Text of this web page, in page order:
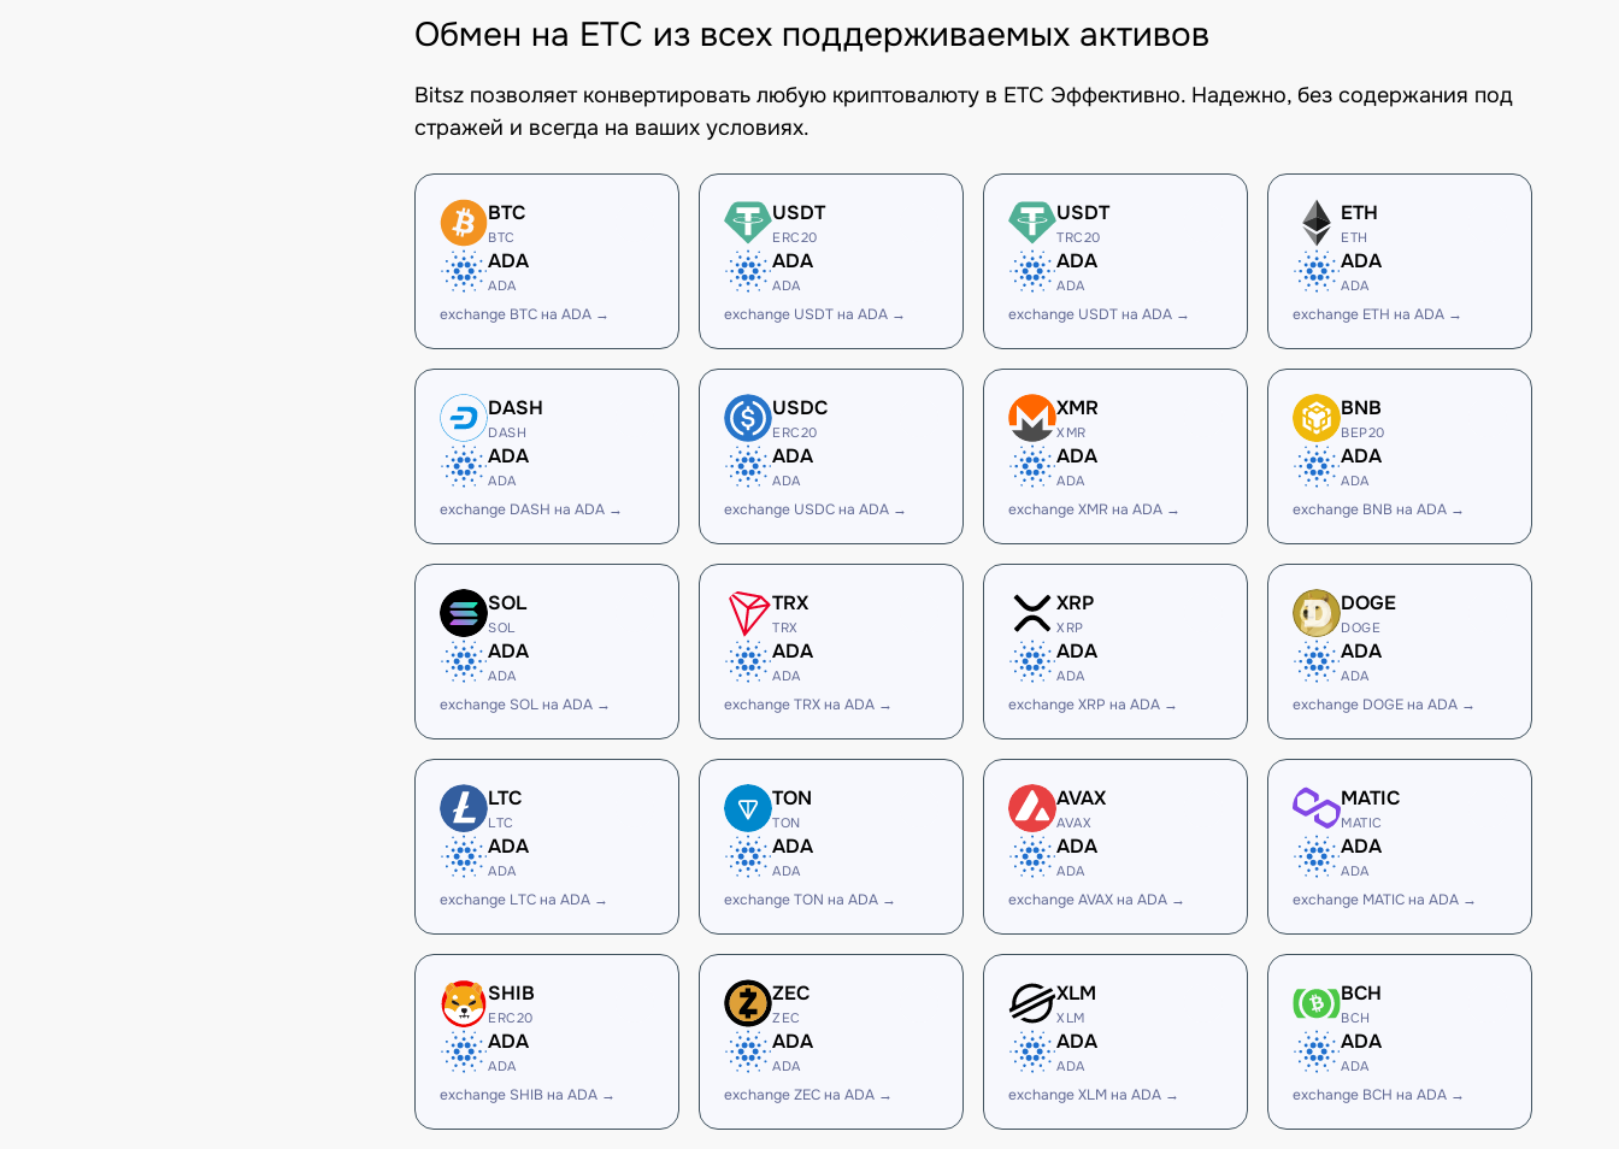
Обмен на ETC из всех поддерживаемых активов
Bitsz позволяет конвертировать любую криптовалюту в ETC Эффективно. Надежно, без содержания под
стражей и всегда на ваших условиях.
BTC
BTC
ADA
ADA
exchange BTC на ADA →
USDT
ERC20
ADA
ADA
exchange USDT на ADA →
USDT
TRC20
ADA
ADA
exchange USDT на ADA →
ETH
ETH
ADA
ADA
exchange ETH на ADA →
DASH
DASH
ADA
ADA
exchange DASH на ADA →
USDC
ERC20
ADA
ADA
exchange USDC на ADA →
XMR
XMR
ADA
ADA
exchange XMR на ADA →
BNB
BEP20
ADA
ADA
exchange BNB на ADA →
SOL
SOL
ADA
ADA
exchange SOL на ADA →
TRX
TRX
ADA
ADA
exchange TRX на ADA →
XRP
XRP
ADA
ADA
exchange XRP на ADA →
DOGE
DOGE
ADA
ADA
exchange DOGE на ADA →
LTC
LTC
ADA
ADA
exchange LTC на ADA →
TON
TON
ADA
ADA
exchange TON на ADA →
AVAX
AVAX
ADA
ADA
exchange AVAX на ADA →
MATIC
MATIC
ADA
ADA
exchange MATIC на ADA →
SHIB
ERC20
ADA
ADA
exchange SHIB на ADA →
ZEC
ZEC
ADA
ADA
exchange ZEC на ADA →
XLM
XLM
ADA
ADA
exchange XLM на ADA →
BCH
BCH
ADA
ADA
exchange BCH на ADA →